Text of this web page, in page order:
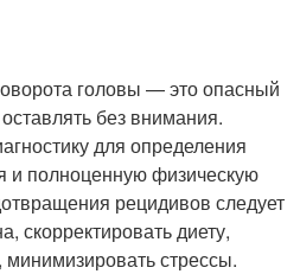
головы — это опасный
без внимания.
для определения
и полноценную физическую
рецидивов следует
скорректировать диету,
минимизировать стрессы.